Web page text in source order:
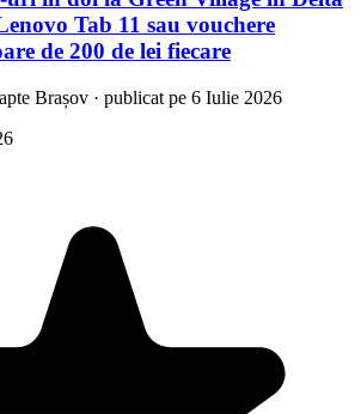
Tab 11 sau vouchere
de 200 de lei fiecare
Brașov · publicat pe 6 Iulie 2026